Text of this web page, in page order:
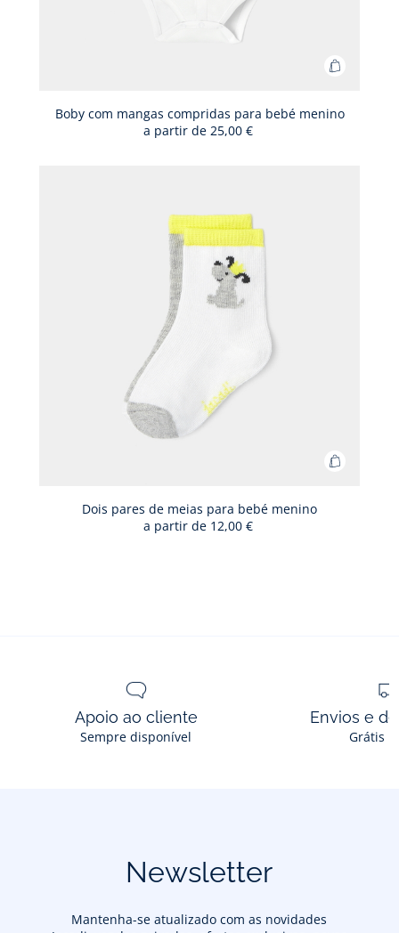
Adicionar
cesto
Boby com mangas compridas para bebé menino
a partir de 25,00 €
Adicionar
Dois pares de meias para bebé menino
a partir de 12,00 €
Apoio ao cliente
Sempre disponível
Envios e
Grátis
Newsletter
Mantenha-se atualizado com as novidades